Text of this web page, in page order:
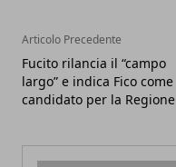
Articolo Precedente
Fucito rilancia il “campo
largo” e indica Fico come
candidato per la Regione